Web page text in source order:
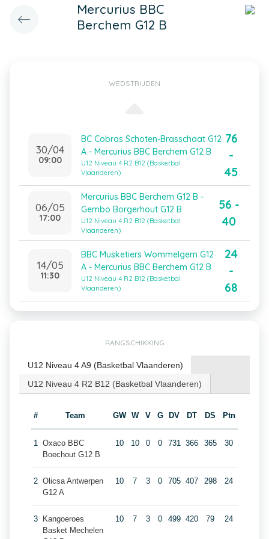
Mercurius BBC
Berchem G12 B
WEDSTRIJDEN
30/04
09:00
BC Cobras Schoten-Brasschaat G12
A - Mercurius BBC Berchem G12 B
U12 Niveau 4 R2 B12 (Basketbal
Vlaanderen)
76
-
45
06/05
17:00
Mercurius BBC Berchem G12 B -
Gembo Borgerhout G12 B
U12 Niveau 4 R2 B12 (Basketbal
Vlaanderen)
56 -
40
14/05
11:30
BBC Musketiers Wommelgem G12
A - Mercurius BBC Berchem G12 B
U12 Niveau 4 R2 B12 (Basketbal
Vlaanderen)
24
-
68
RANGSCHIKKING
U12 Niveau 4 A9 (Basketbal Vlaanderen)
U12 Niveau 4 R2 B12 (Basketbal Vlaanderen)
# Team GW W V G DV DT DS Ptn
1 Oxaco BBC
Boechout G12 B
10 10 0 0 731 366 365 30
2 Olicsa Antwerpen
G12 A
10 7 3 0 705 407 298 24
3
Kangoeroes
Basket Mechelen
10 7 3 0 499 420 79 24